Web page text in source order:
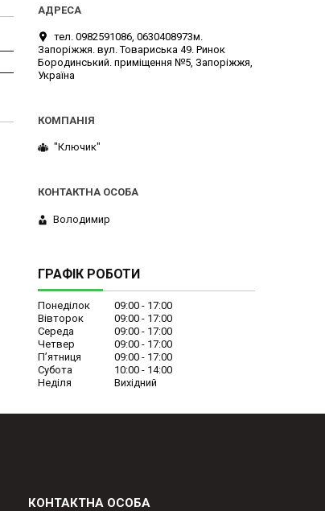
тел. 0982591086, 0630408973м.
Запоріжжя. вул. Товариська 49. Ринок
Бородинський. приміщення №5, Запоріжжя,
Україна
"Ключик"
Володимир
ГРАФІК РОБОТИ
Понеділок 09:00
17:00
Вівторок
09:00
17:00
Середа
09:00
17:00
Четвер
09:00
17:00
Пʼятниця
09:00
17:00
Субота
10:00
14:00
Неділя
Вихідний